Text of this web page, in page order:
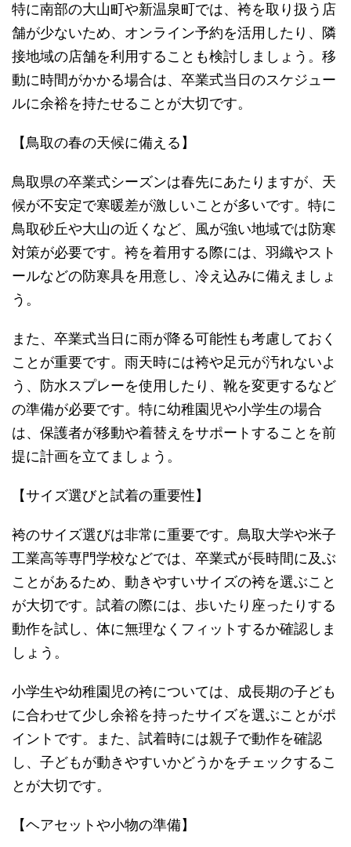
特に南部の大山町や新温泉町では、袴を取り扱う店
舗が少ないため、オンライン予約を活用したり、隣
接地域の店舗を利用することも検討しましょう。移
動に時間がかかる場合は、卒業式当日のスケジュー
ルに余裕を持たせることが大切です。
【鳥取の春の天候に備える】
鳥取県の卒業式シーズンは春先にあたりますが、天
候が不安定で寒暖差が激しいことが多いです。特に
鳥取砂丘や大山の近くなど、風が強い地域では防寒
対策が必要です。袴を着用する際には、羽織やスト
ールなどの防寒具を用意し、冷え込みに備えましょ
う。
また、卒業式当日に雨が降る可能性も考慮しておく
ことが重要です。雨天時には袴や足元が汚れないよ
う、防水スプレーを使用したり、靴を変更するなど
の準備が必要です。特に幼稚園児や小学生の場合
は、保護者が移動や着替えをサポートすることを前
提に計画を立てましょう。
【サイズ選びと試着の重要性】
袴のサイズ選びは非常に重要です。鳥取大学や米子
工業高等専門学校などでは、卒業式が長時間に及ぶ
ことがあるため、動きやすいサイズの袴を選ぶこと
が大切です。試着の際には、歩いたり座ったりする
動作を試し、体に無理なくフィットするか確認しま
しょう。
小学生や幼稚園児の袴については、成長期の子ども
に合わせて少し余裕を持ったサイズを選ぶことがポ
イントです。また、試着時には親子で動作を確認
し、子どもが動きやすいかどうかをチェックするこ
とが大切です。
【ヘアセットや小物の準備】